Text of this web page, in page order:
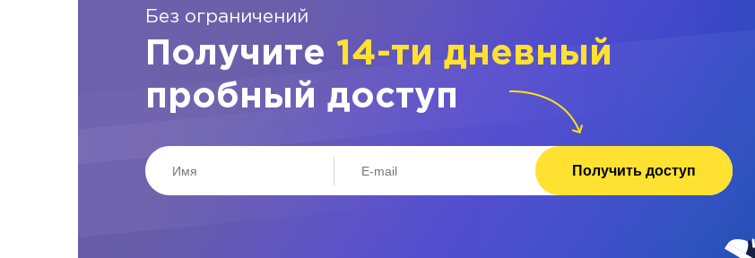
Без ограничений
Получите 14-ти дневный
пробный доступ
Получить доступ